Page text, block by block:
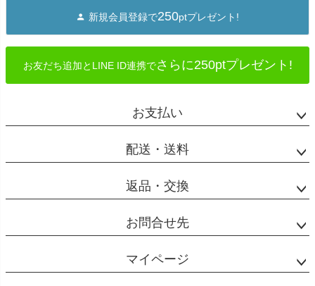
へ
新規会員登録で250ptプレゼント!
お友だち追加とLINE ID連携でさらに250ptプレゼント!
お支払い
配送・送料
返品・交換
お問合せ先
マイページ